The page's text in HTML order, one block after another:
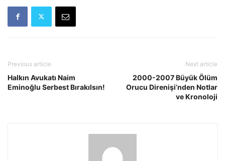
Previous article
Halkın Avukatı Naim
Eminoğlu Serbest Bırakılsın!
Next article
2000-2007 Büyük Ölüm
Orucu Direnişi’nden Notlar
ve Kronoloji